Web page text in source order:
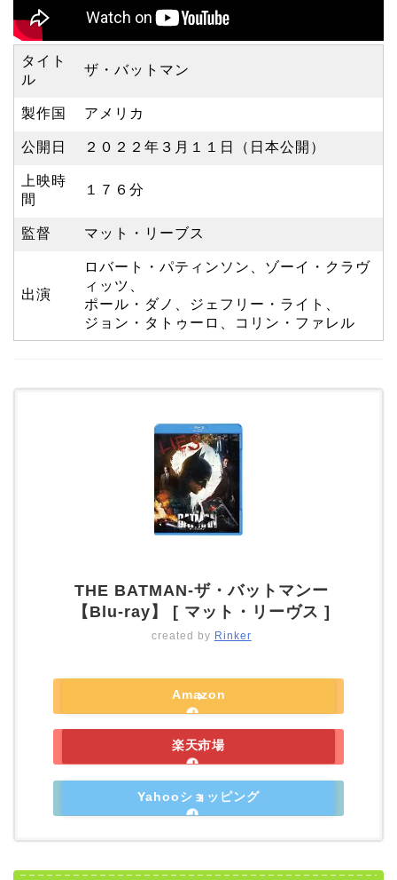
タイト
ル
ザ・バットマン
製作国 アメリカ
公開日 ２０２２年３月１１日（日本公開）
上映時
間
１７６分
監督 マット・リーブス
出演
ロバート・パティンソン、ゾーイ・クラヴ
ィッツ、
ポール・ダノ、ジェフリー・ライト、
ジョン・タトゥーロ、コリン・ファレル
THE BATMAN-ザ・バットマンー
【Blu-ray】 [ マット・リーヴス ]
created by Rinker
Amazon
楽天市場
Yahooショッピング